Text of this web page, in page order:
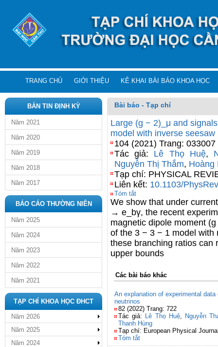
TRANG CHỦ GIỚI THIỆU KÊ KHAI BÀI BÁO KHOA HỌC
BẢN TIN ĐỊNH KỲ
Năm 2021
Năm 2020
Năm 2019
Năm 2018
Năm 2017
BÁO CÁO THƯỜNG NIÊN
Năm 2025
Năm 2024
Năm 2023
Năm 2022
Năm 2021
TẠP CHÍ KHOA HỌC ĐHCT
Năm 2026
Năm 2025
Năm 2024
Bài báo - Tạp chí
Large (g − 2)_μ and
model with inverse seesaw
104 (2021) Trang: 033007
Tác giả: Lê Thọ Huệ,
Nguyễn Thị Thắm, Hoàng
Tạp chí: PHYSICAL
Liên kết: 10.1103/
Tóm tắt
We show that under
→ e_bγ, the recent
magnetic dipole moment
of the 3 − 3 − 1 model with
these branching ratios can
upper bounds
Các bài báo khác
An explanation of experimental
neutrinos
82 (2022) Trang: 722
Tác giả: Lê Thọ Huệ, Nguyễn
Thanh Hùng
Tạp chí: European Physical
Tóm tắt